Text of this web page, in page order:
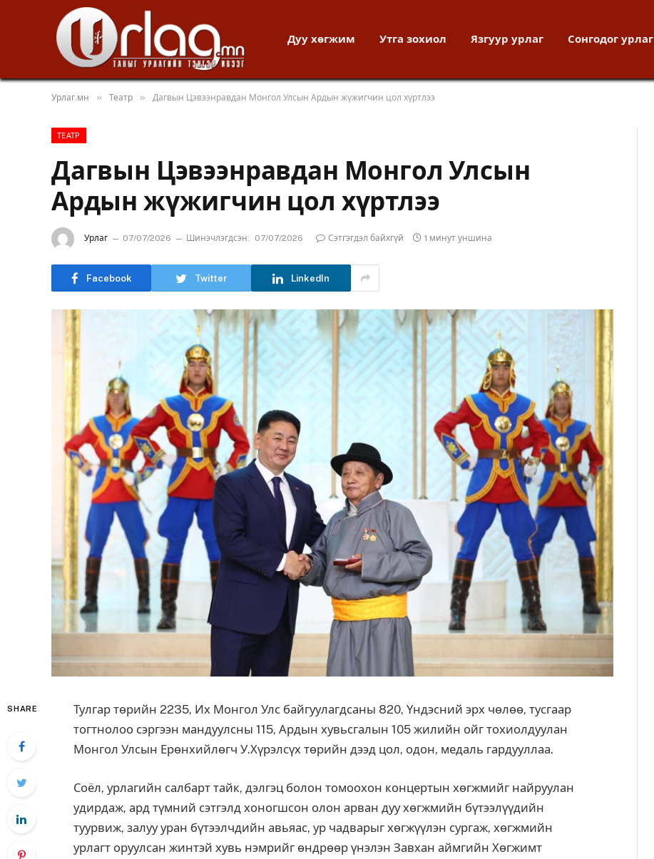
Дуу хөгжим Утга зохиол Язгуур урлаг Сонгодог урлаг
Урлаг.мн » Театр » Дагвын Цэвээнравдан Монгол Улсын Ардын жүжигчин цол хүртлээ
ТЕАТР
Дагвын Цэвээнравдан Монгол Улсын
Ардын жүжигчин цол хүртлээ
Урлаг 07/07/2026 Шинэчлэгдсэн: 07/07/2026 Сэтгэгдэл байхгүй 1 минут уншина
Facebook Twitter LinkedIn
SHARE
Тулгар төрийн 2235, Их Монгол Улс байгуулагдсаны 820, Үндэсний эрх чөлөө, тусгаар
тогтнолоо сэргээн мандуулсны 115, Ардын хувьсгалын 105 жилийн ойг тохиолдуулан
Монгол Улсын Ерөнхийлөгч У.Хүрэлсүх төрийн дээд цол, одон, медаль гардууллаа.
Соёл, урлагийн салбарт тайк, дэлгэц болон томоохон концертын хөгжмийг найруулан
удирдаж, ард түмний сэтгэлд хоногшсон олон арван дуу хөгжмийн бүтээлүүдийн
туурвиж, залуу уран бүтээлчдийн авьяас, ур чадварыг хөгжүүлэн сургаж, хөгжмийн
урлагт оруулсан жинтэй хувь нэмрийг өндрөөр үнэлэн Завхан аймгийн Хөгжимт